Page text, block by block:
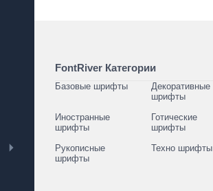
FontRiver Категории
Базовые шрифты
Декоративные
шрифты
Иностранные
шрифты
Готические
шрифты
Рукописные
шрифты
Техно шрифты